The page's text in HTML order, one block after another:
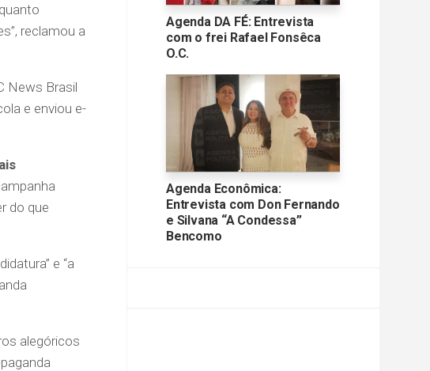
reclamou a
News Brasil
e enviou e-
do que
e “a
alegóricos
Agenda DA FÉ: Entrevista
com o frei Rafael Fonsêca
O.C.
Agenda Econômica:
Entrevista com Don Fernando
e Silvana “A Condessa”
Bencomo